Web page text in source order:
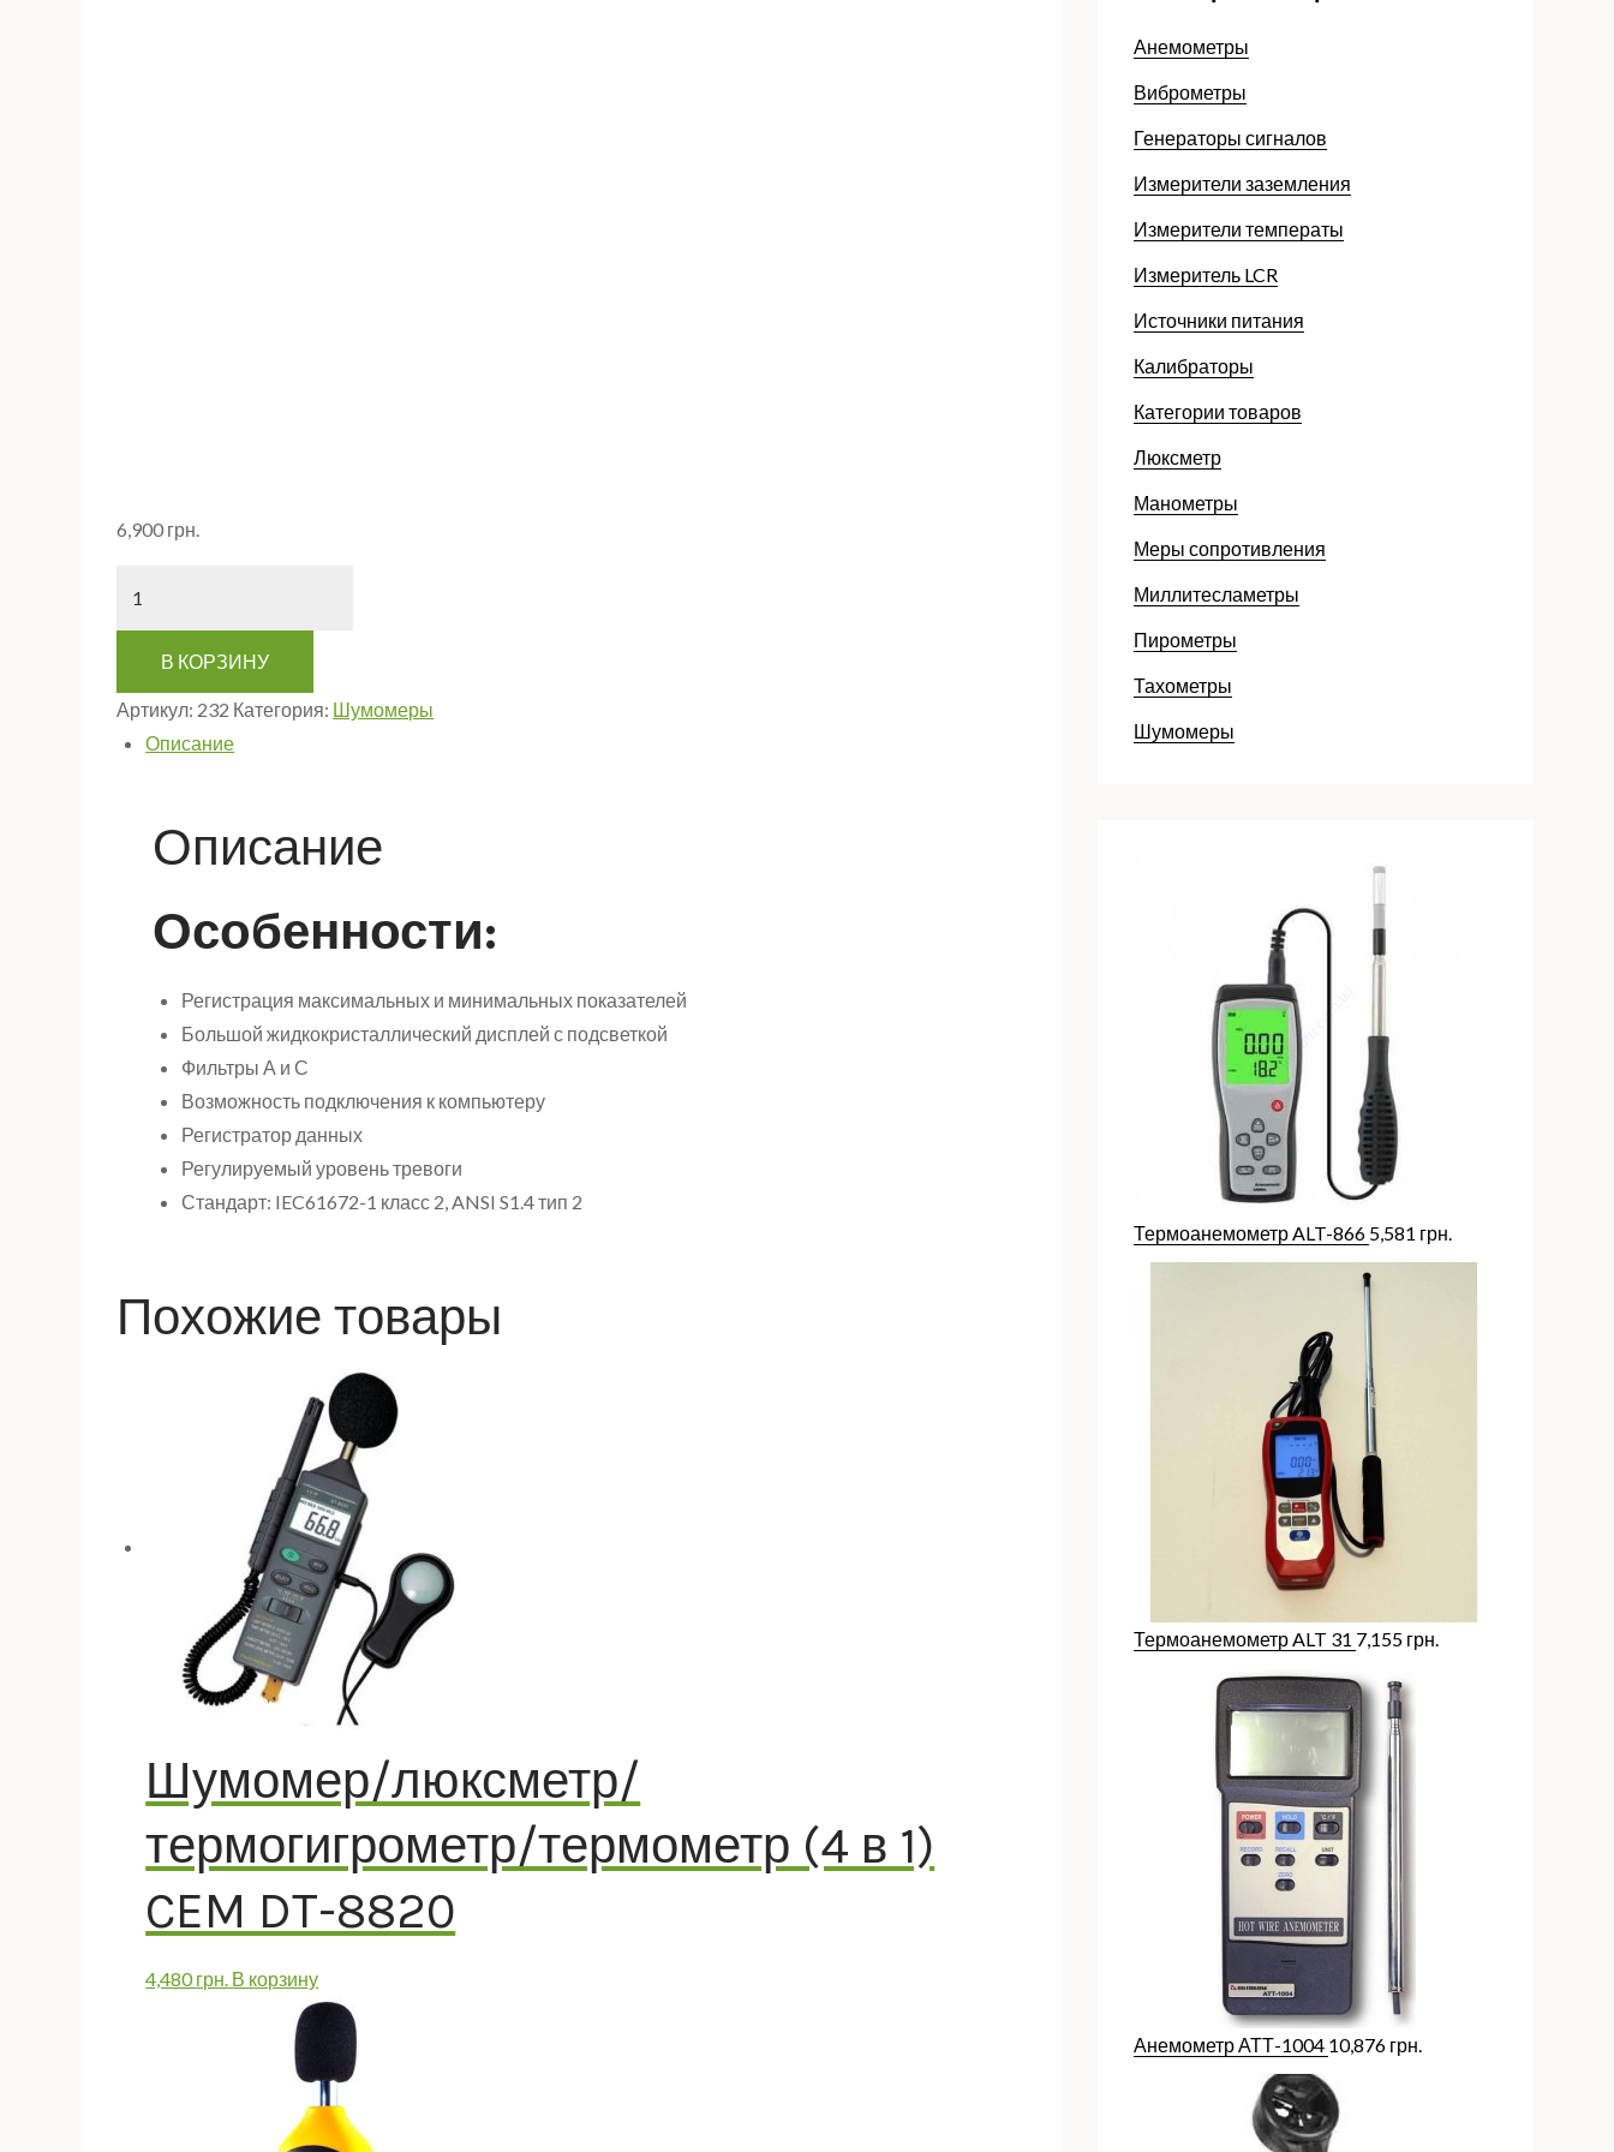
6,900 грн.
В КОРЗИНУ
Артикул: 232 Категория: Шумомеры
Описание
Описание
Особенности:
Регистрация максимальных и минимальных показателей
Большой жидкокристаллический дисплей с подсветкой
Фильтры А и С
Возможность подключения к компьютеру
Регистратор данных
Регулируемый уровень тревоги
Стандарт: IEC61672-1 класс 2, ANSI S1.4 тип 2
Похожие товары
Шумомер/люксметр/
термогигрометр/термометр (4 в 1)
CEM DT-8820
4,480грн. В корзину
Анемометры
Виброметры
Генераторы сигналов
Измерители заземления
Измерители температы
Измеритель LCR
Источники питания
Калибраторы
Категории товаров
Люксметр
Манометры
Меры сопротивления
Миллитесламетры
Пирометры
Тахометры
Шумомеры
Термоанемометр ALT-866 5,581 грн.
Термоанемометр ALT 31 7,155 грн.
Анемометр АТТ-1004 10,876 грн.